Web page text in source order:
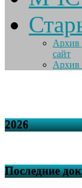
сайт
Архив
2026
Последние